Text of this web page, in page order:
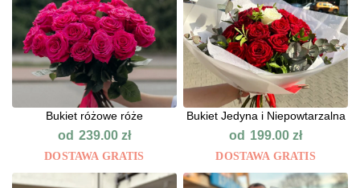
Bukiet różowe róże
od 239.00 zł
DOSTAWA GRATIS
Bukiet Jedyna i Niepowtarzalna
od 199.00zł
DOSTAWA GRATIS